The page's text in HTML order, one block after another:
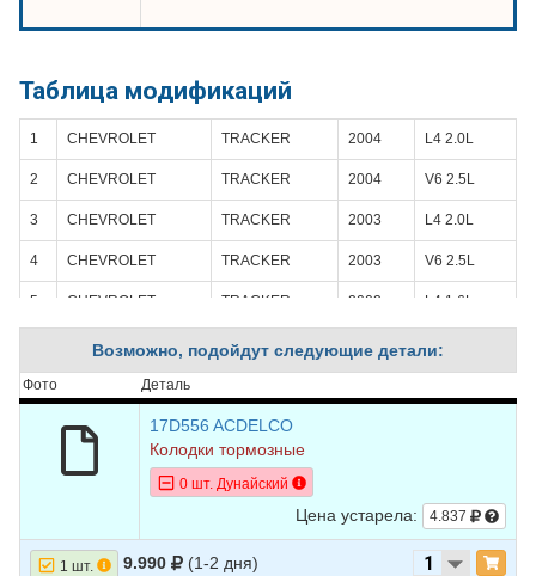
Таблица модификаций
1 CHEVROLET TRACKER 2004 L4 2.0L
2 CHEVROLET TRACKER 2004 V6 2.5L
3 CHEVROLET TRACKER 2003 L4 2.0L
4 CHEVROLET TRACKER 2003 V6 2.5L
5 CHEVROLET TRACKER 2002 L4 1.6L
CHEVROLET TRACKER
7 CHEVROLET
CHEVROLET TRACKER
CHEVROLET TRACKER
V6 2.5L
11 CHEVROLET TRACKER 2000 L4 1.6L
Возможно, подойдут следующие детали:
Фото Деталь
17D556 ACDELCO
Колодки тормозные
0 шт. Дунайский
Цена устарела: 4.837
1 шт. 9.990 (1-2 дня)